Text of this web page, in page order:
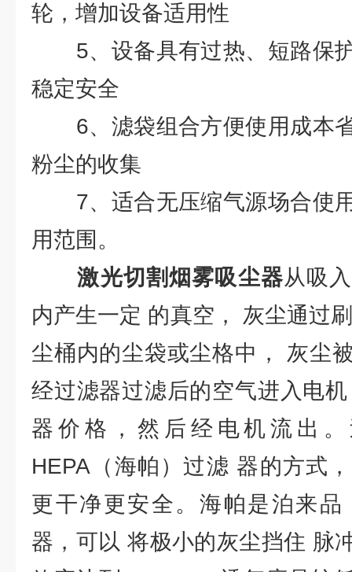
轮，增加设备适用性
5、设备具有过热、短路保
稳定安全
6、滤袋组合方便使用成本
粉尘的收集
7、适合无压缩气源场合使
用范围。
激光切割烟雾吸尘器从吸
内产生一定 的真空， 灰尘通过
尘桶内的尘袋或尘格中， 灰尘
经过滤器过滤后的空气进入电
器价格，然后经电机流出
HEPA（海帕）过滤 器的方式
更干净更安全。海帕是泊来
器，可以 将极小的灰尘挡住 脉